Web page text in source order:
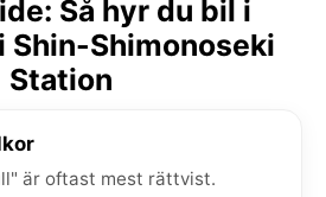
Så hyr du bil i
Shin-Shimonoseki
Station
är oftast mest rättvist.